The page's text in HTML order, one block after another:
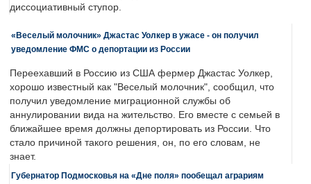
диссоциативный ступор.
«Веселый молочник» Джастас Уолкер в ужасе - он получил
уведомление ФМС о депортации из России
Переехавший в Россию из США фермер Джастас Уолкер,
хорошо известный как "Веселый молочник", сообщил, что
получил уведомление миграционной службы об
аннулировании вида на жительство. Его вместе с семьей в
ближайшее время должны депортировать из России. Что
стало причиной такого решения, он, по его словам, не
знает.
Губернатор Подмосковья на «Дне поля» пообещал аграриям